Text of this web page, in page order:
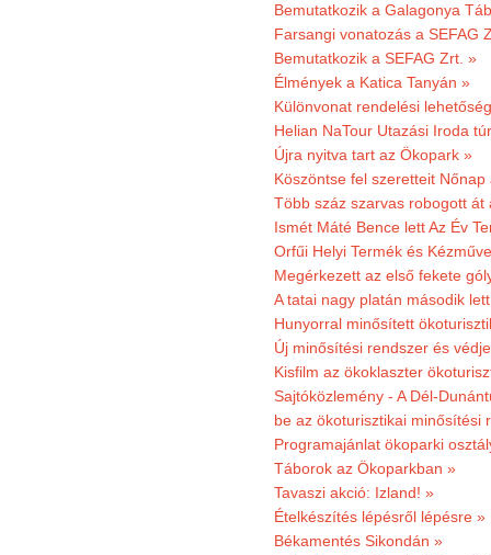
Bemutatkozik a Galagonya
Farsangi vonatozás a SEFAG
Bemutatkozik a SEFAG Zrt. »
Élmények a Katica Tanyán »
Különvonat rendelési
Helian NaTour Utazási Iroda
Újra nyitva tart az Ökopark »
Köszöntse fel szeretteit
Több száz szarvas robogott át
Ismét Máté Bence lett Az Év
Orfűi Helyi Termék és
Megérkezett az első fekete
A tatai nagy platán második
Hunyorral minősített
Új minősítési rendszer és
Kisfilm az ökoklaszter
Sajtóközlemény - A Dél-
be az ökoturisztikai minősítési
Programajánlat ökoparki
Táborok az Ökoparkban »
Tavaszi akció: Izland! »
Ételkészítés lépésről lépésre »
Békamentés Sikondán »